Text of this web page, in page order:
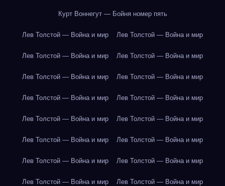
Курт Воннегут — Бойня номер пять
Лев Толстой — Война и мир Лев Толстой — Война и мир
Лев Толстой — Война и мир Лев Толстой — Война и мир
Лев Толстой — Война и мир Лев Толстой — Война и мир
Лев Толстой — Война и мир Лев Толстой — Война и мир
Лев Толстой — Война и мир Лев Толстой — Война и мир
Лев Толстой — Война и мир Лев Толстой — Война и мир
Лев Толстой — Война и мир Лев Толстой — Война и мир
Лев Толстой — Война и мир Лев Толстой — Война и мир